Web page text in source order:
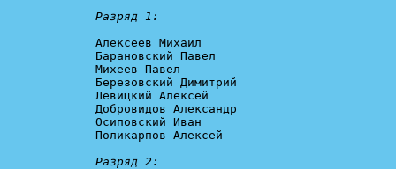
Разряд 1:
Алексеев Михаил
Барановский Павел
Михеев Павел
Березовский Димитрий
Левицкий Алексей
Добровидов Александр
Осиповский Иван
Поликарпов Алексей
Разряд 2: